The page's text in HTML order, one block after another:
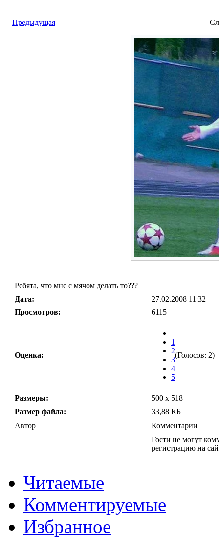
Предыдущая
Ребята, что мне с мячом делать то???
Дата:
27.02.2008 11:32
Просмотров:
6115
Оценка:
1
2
3
4
5
(Голосов: 2)
Размеры:
500 x 518
Размер файла:
33,88 КБ
Автор
Комментарии
Гости не могут
регистрацию на
Читаемые
Комментируемые
Избранное